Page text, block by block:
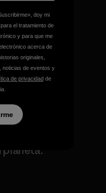
marcha tu
Wear
planeta.
doy mi
el tratamiento de
y para que me
acerca de
originales,
noticias de eventos y
de privacidadde